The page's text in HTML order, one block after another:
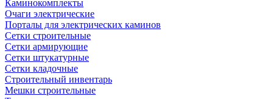
Каминокомплекты
Очаги электрические
Порталы для электрических каминов
Сетки строительные
Сетки армирующие
Сетки штукатурные
Сетки кладочные
Строительный инвентарь
Мешки строительные